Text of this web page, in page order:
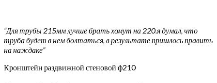
“Для трубы 215мм лучше брать хомут на 220.я думал, что
труба будет в нем болтаться, в результате пришлось править
на наждаке”
Кронштейн раздвижной стеновой ф210